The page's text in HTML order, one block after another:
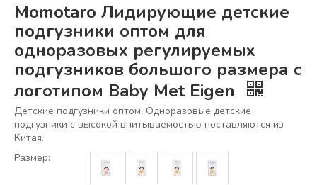
Momotaro Лидирующие детские
подгузники оптом для
одноразовых регулируемых
подгузников большого размера с
логотипом Baby Met Eigen
Детские подгузники оптом. Одноразовые детские
подгузники с высокой впитываемостью поставляются из
Китая.
Размер: